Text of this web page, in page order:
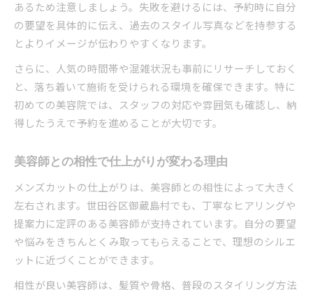
あるため注意しましょう。失敗を避けるには、予約時に自分
の要望を具体的に伝え、過去のスタイル写真などを持参する
とよりイメージが伝わりやすくなります。
さらに、人気の時間帯や混雑状況も事前にリサーチしておく
と、落ち着いて施術を受けられる環境を確保できます。特に
初めての美容院では、スタッフの対応や雰囲気も確認し、納
得したうえで予約を進めることが大切です。
美容師との相性で仕上がりが変わる理由
メンズカットの仕上がりは、美容師との相性によって大きく
左右されます。世田谷区御蔵島村でも、丁寧なヒアリングや
提案力に定評のある美容師が支持されています。自分の要望
や悩みをきちんとくみ取ってもらえることで、理想のシルエ
ットに近づくことができます。
相性が良い美容師は、髪質や骨格、普段のスタイリング方法